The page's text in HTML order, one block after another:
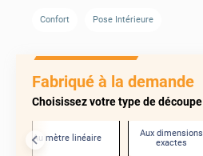
Confort Pose Intérieure
Fabriqué à la demande
Choisissez votre type de découpe
Au mètre linéaire
Aux dimensions
exactes